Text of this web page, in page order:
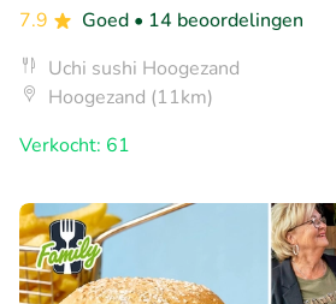
7.9
Goed • 14 beoordelingen
Uchi sushi Hoogezand
Hoogezand (11km)
Verkocht: 61